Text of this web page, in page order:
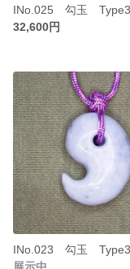
32,600円
展示中